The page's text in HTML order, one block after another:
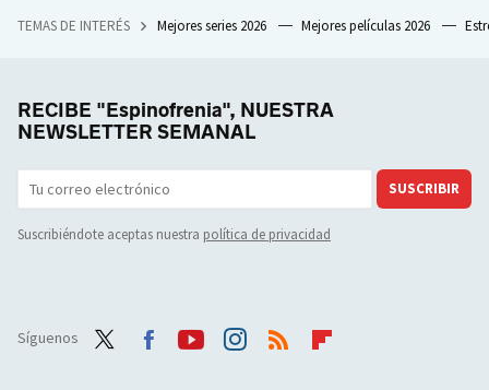
TEMAS DE INTERÉS Mejores series 2026 Mejores películas 2026
RECIBE "Espinofrenia", NUESTRA
NEWSLETTER SEMANAL
SUSCRIBIR
Suscribiéndote aceptas nuestra política de privacidad
Síguenos